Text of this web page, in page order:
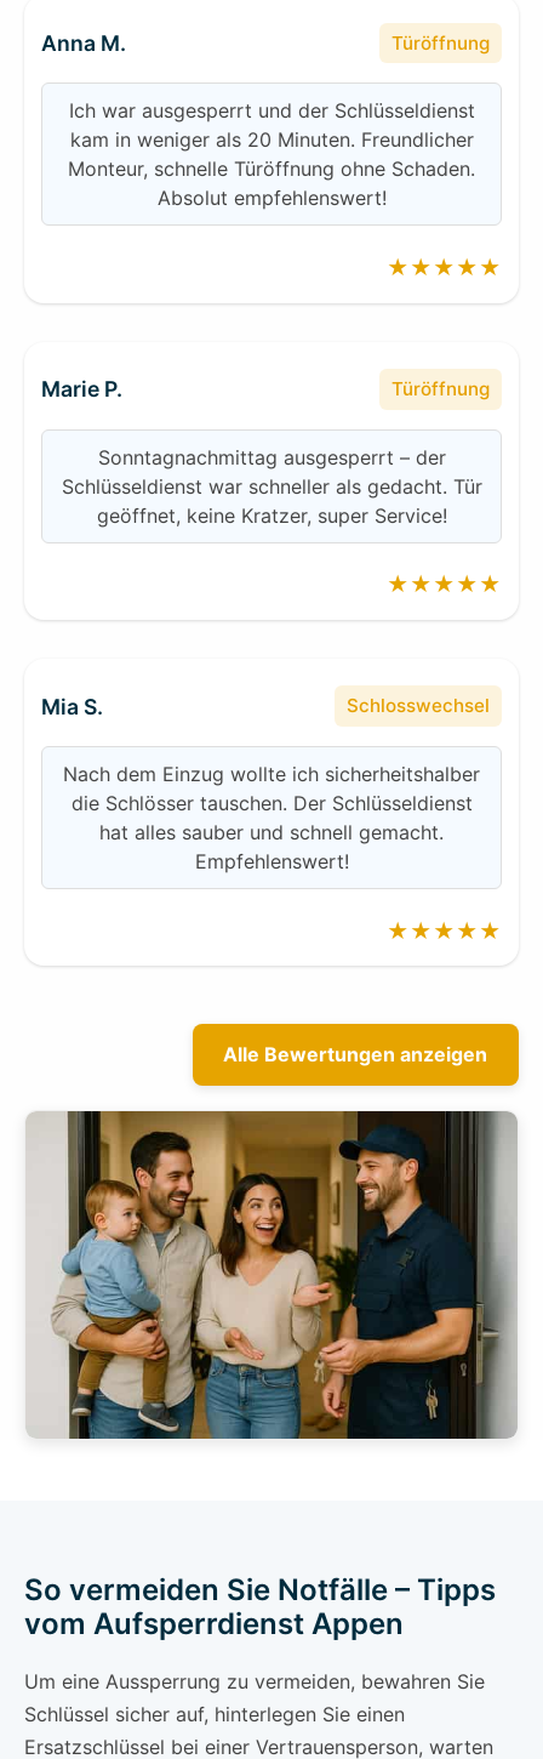
Anna M. Türöffnung
Ich war ausgesperrt und der Schlüsseldienst
kam in weniger als 20 Minuten. Freundlicher
Monteur, schnelle Türöffnung ohne Schaden.
Absolut empfehlenswert!
★★★★★
Marie P. Türöffnung
Sonntagnachmittag ausgesperrt – der
Schlüsseldienst war schneller als gedacht. Tür
geöffnet, keine Kratzer, super Service!
★★★★★
Mia S. Schlosswechsel
Nach dem Einzug wollte ich sicherheitshalber
die Schlösser tauschen. Der Schlüsseldienst
hat alles sauber und schnell gemacht.
Empfehlenswert!
★★★★★
Alle Bewertungen anzeigen
So vermeiden Sie Notfälle – Tipps
vom Aufsperrdienst Appen
Um eine Aussperrung zu vermeiden, bewahren Sie
Schlüssel sicher auf, hinterlegen Sie einen
Ersatzschlüssel bei einer Vertrauensperson, warten